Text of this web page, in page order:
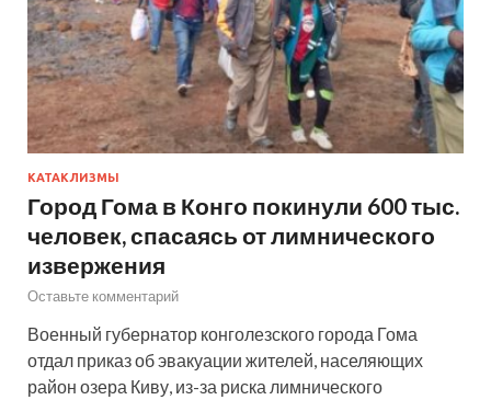
КАТАКЛИЗМЫ
Город Гома в Конго покинули 600 тыс.
человек, спасаясь от лимнического
извержения
Оставьте комментарий
Военный губернатор конголезского города Гома
отдал приказ об эвакуации жителей, населяющих
район озера Киву, из-за риска лимнического